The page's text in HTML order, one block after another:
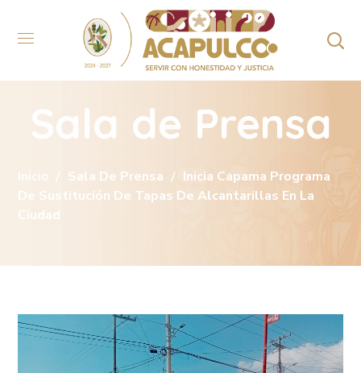
Sala de Prensa
Inicio Sala De Prensa
Inicia Capama Programa
De Sustitución De Tapas De Alcantarillas En La
Ciudad